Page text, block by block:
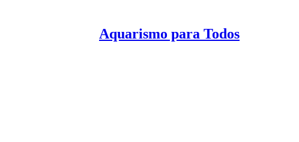
Aquarismo para Todos